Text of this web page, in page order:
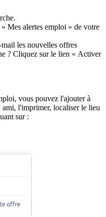
Mes alertes emploi » de votre
les nouvelles offres
? Cliquez sur le lien « Activer
vous pouvez l'ajouter à
l'imprimer, localiser le lieu
sur :